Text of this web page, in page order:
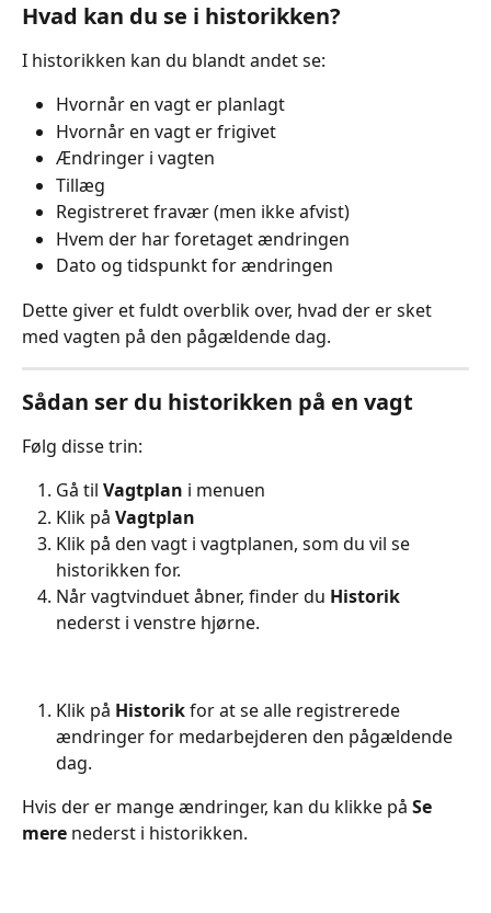
Hvad kan du se i historikken?
I historikken kan du blandt andet se:
Hvornår en vagt er planlagt
Hvornår en vagt er frigivet
Ændringer i vagten
Tillæg
Registreret fravær (men ikke afvist)
Hvem der har foretaget ændringen
Dato og tidspunkt for ændringen
Dette giver et fuldt overblik over, hvad der er sket
med vagten på den pågældende dag.
Sådan ser du historikken på en vagt
Følg disse trin:
Gå til Vagtplan i menuen
Klik på Vagtplan
Klik på den vagt i vagtplanen, som du vil se
historikken for.
Når vagtvinduet åbner, finder du Historik
nederst i venstre hjørne.
Klik på Historik for at se alle registrerede
ændringer for medarbejderen den pågældende
dag.
Hvis der er mange ændringer, kan du klikke på Se
mere nederst i historikken.